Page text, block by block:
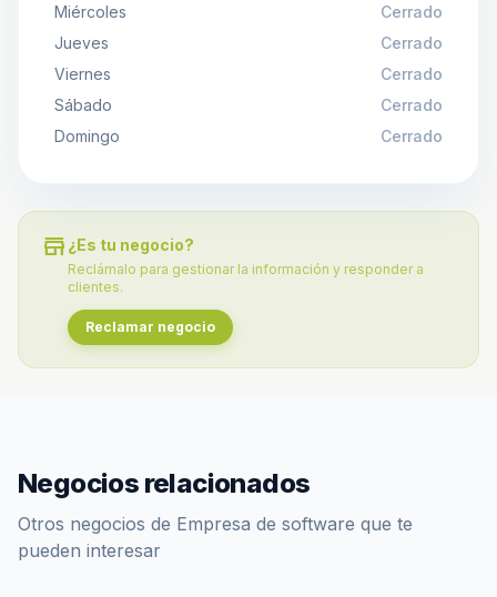
Miércoles
Cerrado
Jueves
Cerrado
Viernes
Cerrado
Sábado
Cerrado
Domingo
Cerrado
store ¿Es tu negocio?
Reclámalo para gestionar la información y responder a
clientes.
Reclamar negocio
Negocios relacionados
Otros negocios de Empresa de software que te
pueden interesar